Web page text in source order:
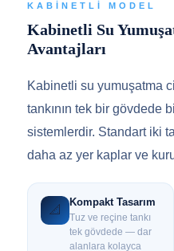
KABINETLI MODEL
Kabinetli Su
Avantajları
Kabinetli su yumuşatma
tankının tek bir gövdede
sistemlerdir. Standart iki
daha az yer kaplar ve
📐
Kompakt Tasarım
Tuz ve reçine tankı
tek gövdede — dar
alanlara kolayca